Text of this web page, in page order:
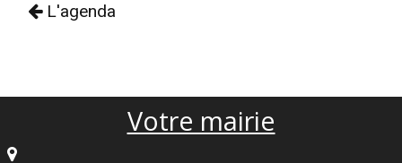
L'agenda
Votre mairie